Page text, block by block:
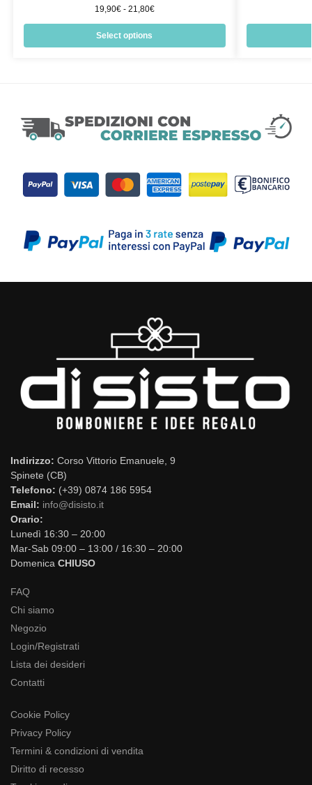
19,90€ - 21,80€
Select options
Indirizzo: Corso Vittorio Emanuele, 9
Spinete (CB)
Telefono: (+39) 0874 186 5954
Email: info@disisto.it
Orario:
Lunedì 16:30 – 20:00
Mar-Sab 09:00 – 13:00 / 16:30 – 20:00
Domenica CHIUSO
FAQ
Chi siamo
Negozio
Login/Registrati
Lista dei desideri
Contatti
Cookie Policy
Privacy Policy
Termini & condizioni di vendita
Diritto di recesso